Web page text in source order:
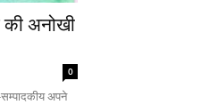
की अनोखी
0
अपने